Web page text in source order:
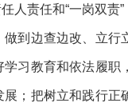
人责任和“一岗双责
到边查边改、立
习教育和依法履
；把树立和践行